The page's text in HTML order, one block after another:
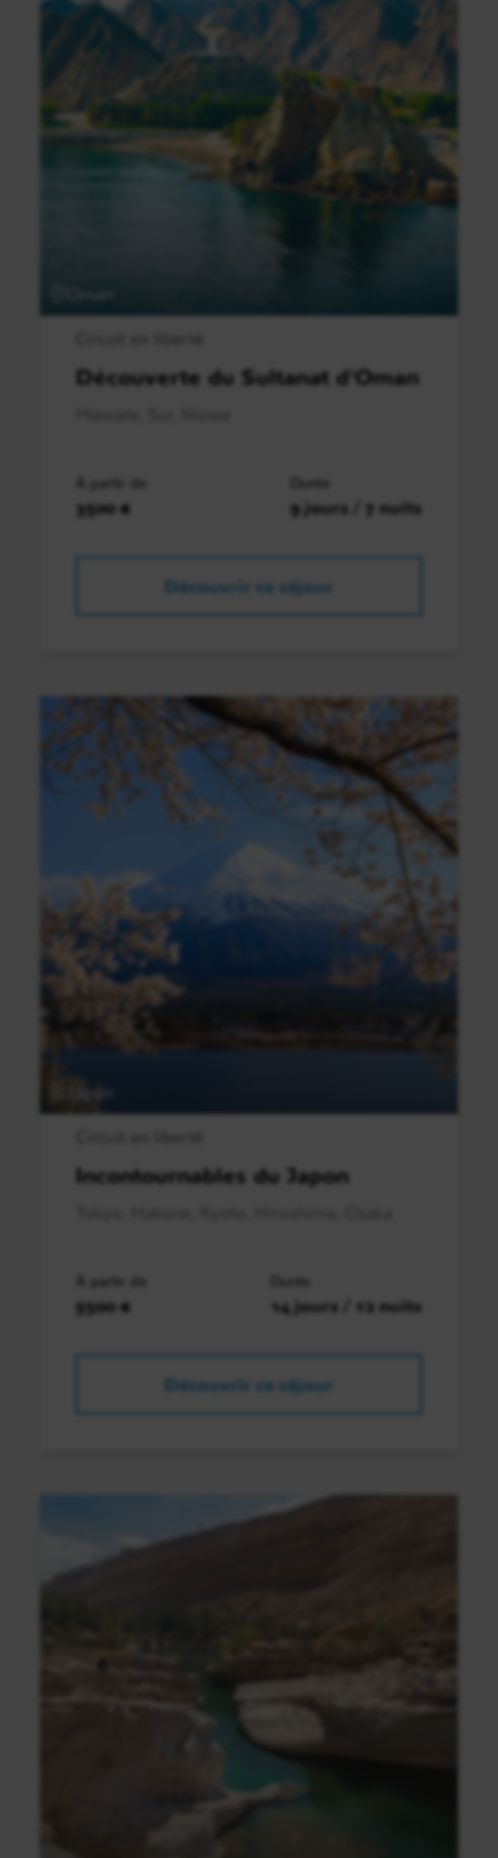
Découverte du Sultanat d'Oman
À partir de
3500 €
Durée
9 jours / 7 nuits
Découvrir ce séjour
Japon
Incontournables du Japon
À partir de
5500 €
Durée
14 jours / 12 nuits
Découvrir ce séjour